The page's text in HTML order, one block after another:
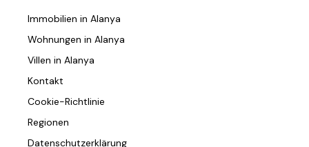
Immobilien in Alanya
Wohnungen in Alanya
Villen in Alanya
Kontakt
Cookie-Richtlinie
Regionen
Datenschutzerklärung